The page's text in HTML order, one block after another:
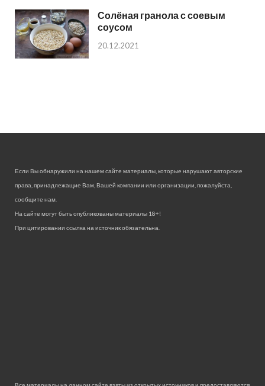
Солёная гранола с соевым
соусом
20.12.2021
Если Вы обнаружили на нашем сайте материалы, которые нарушают авторские
права, принадлежащие Вам, Вашей компании или организации, пожалуйста,
сообщите нам.
На сайте могут быть опубликованы материалы 18+!
При цитировании ссылка на источник обязательна.